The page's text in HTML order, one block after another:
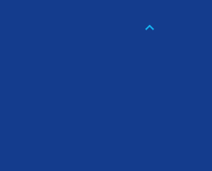
keyboard_arrow_down